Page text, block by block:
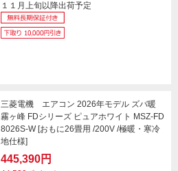
１１月上旬以降出荷予定
三菱電機 エアコン 2026年モデル ズバ暖
霧ヶ峰 FDシリーズ ピュアホワイト MSZ-FD
8026S-W [おもに26畳用 /200V /極暖・寒冷
地仕様]
445,390円